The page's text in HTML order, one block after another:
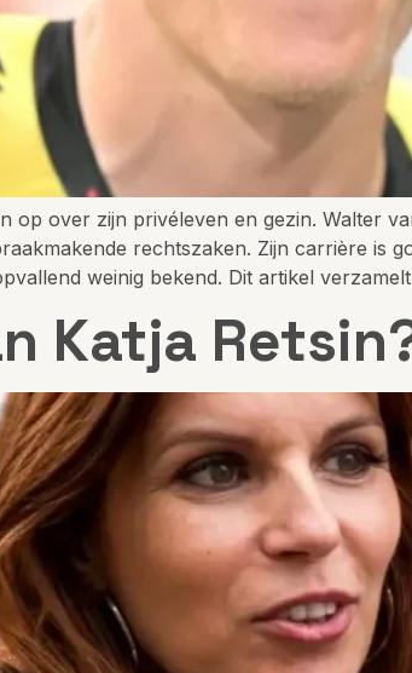
over zijn privéleven en gezin. Walter
rechtszaken. Zijn carrière is
weinig bekend. Dit artikel
Katja